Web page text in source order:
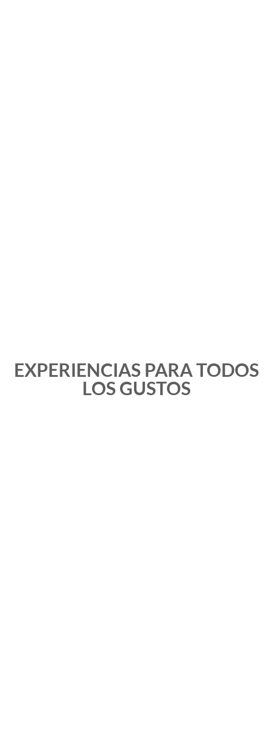
EXPERIENCIAS PARA TODOS
LOS GUSTOS